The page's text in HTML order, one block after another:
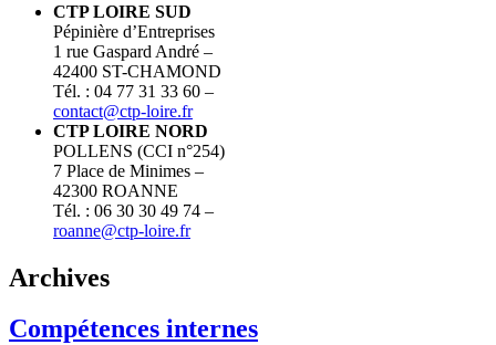
CTP LOIRE SUD
Pépinière d’Entreprises
1 rue Gaspard André –
42400 ST-CHAMOND
Tél. : 04 77 31 33 60 –
contact@ctp-loire.fr
CTP LOIRE NORD
POLLENS (CCI n°254)
7 Place de Minimes –
42300 ROANNE
Tél. : 06 30 30 49 74 –
roanne@ctp-loire.fr
Archives
Compétences internes